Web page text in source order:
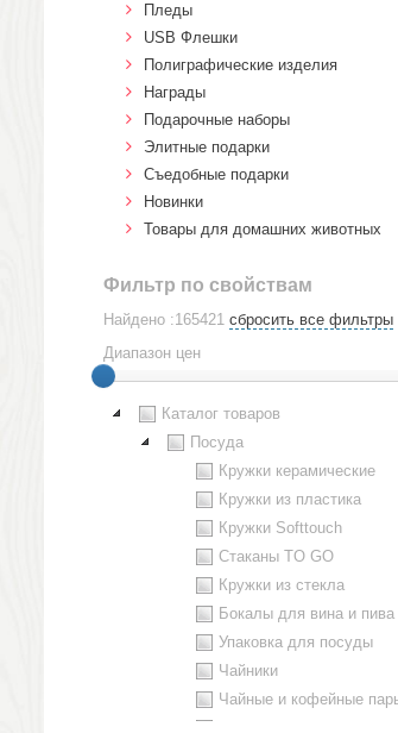
Пледы
USB Флешки
Полиграфические изделия
Награды
Подарочные наборы
Элитные подарки
Cъедобные подарки
Новинки
Товары для домашних животных
Фильтр по свойствам
Найдено :165421 сбросить все фильтры
Диапазон цен
Каталог товаров
Посуда
Кружки керамические
Кружки из пластика
Кружки Softtouch
Стаканы TO GO
Кружки из стекла
Бокалы для вина и пива
Упаковка для посуды
Чайники
Чайные и кофейные